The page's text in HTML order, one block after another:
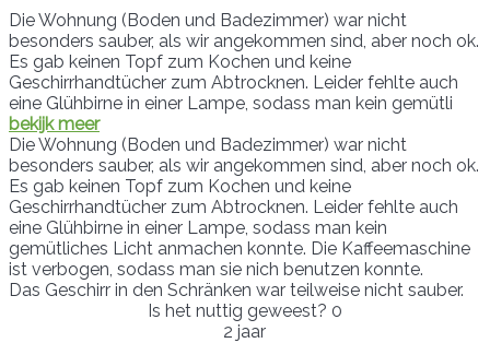
Die Wohnung (Boden und Badezimmer) war nicht
besonders sauber, als wir angekommen sind, aber noch ok.
Es gab keinen Topf zum Kochen und keine
Geschirrhandtücher zum Abtrocknen. Leider fehlte auch
eine Glühbirne in einer Lampe, sodass man kein gemütli
bekijk meer
Die Wohnung (Boden und Badezimmer) war nicht
besonders sauber, als wir angekommen sind, aber noch ok.
Es gab keinen Topf zum Kochen und keine
Geschirrhandtücher zum Abtrocknen. Leider fehlte auch
eine Glühbirne in einer Lampe, sodass man kein
gemütliches Licht anmachen konnte. Die Kaffeemaschine
ist verbogen, sodass man sie nich benutzen konnte.
Das Geschirr in den Schränken war teilweise nicht sauber.
Is het nuttig geweest? 0
2 jaar